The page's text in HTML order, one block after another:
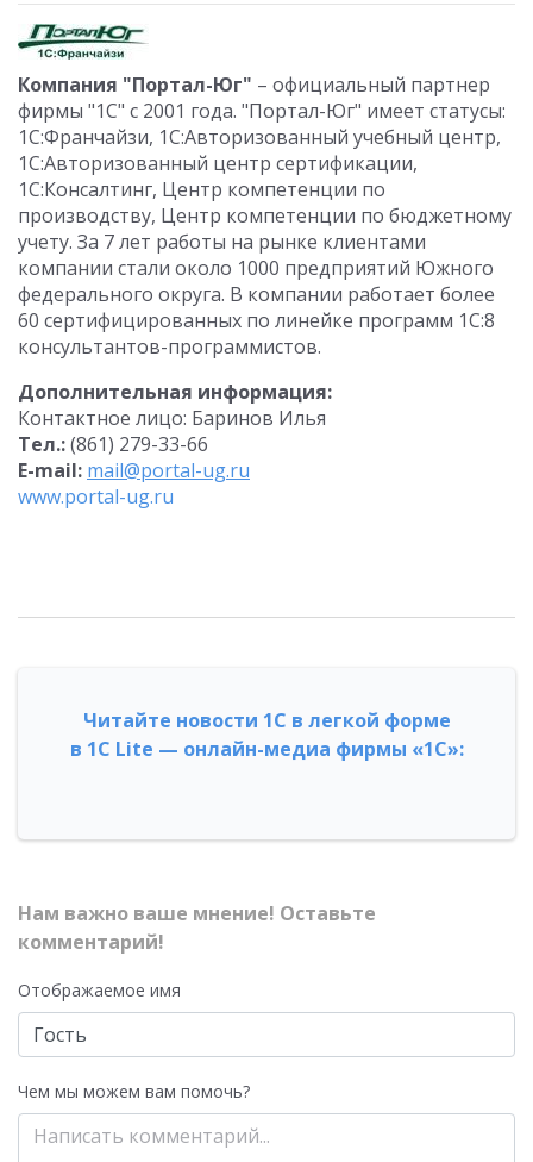
Компания "Портал-Юг" – официальный партнер
фирмы "1С" с 2001 года. "Портал-Юг" имеет статусы:
1С:Франчайзи, 1С:Авторизованный учебный центр,
1С:Авторизованный центр сертификации,
1С:Консалтинг, Центр компетенции по
производству, Центр компетенции по бюджетному
учету. За 7 лет работы на рынке клиентами
компании стали около 1000 предприятий Южного
федерального округа. В компании работает более
60 сертифицированных по линейке программ 1С:8
консультантов-программистов.
Дополнительная информация:
Контактное лицо: Баринов Илья
Тел.:(861) 279-33-66
E-mail: mail@portal-ug.ru
www.portal-ug.ru
Читайте новости 1С в легкой форме
в 1С Lite — онлайн-медиа фирмы «1С»:
Нам важно ваше мнение! Оставьте
комментарий!
Отображаемое имя
Чем мы можем вам помочь?